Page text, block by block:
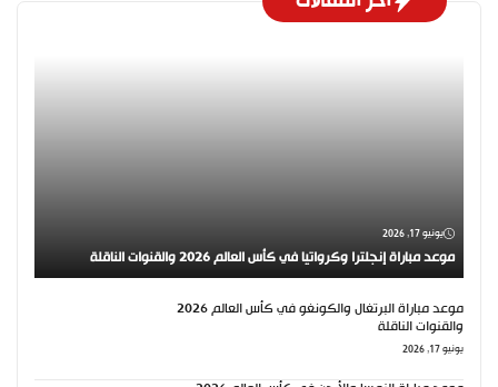
يونيو 17, 2026
موعد مباراة إنجلترا وكرواتيا في كأس العالم 2026 والقنوات الناقلة
موعد مباراة البرتغال والكونغو في كأس العالم 2026
والقنوات الناقلة
يونيو 17, 2026